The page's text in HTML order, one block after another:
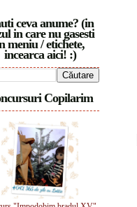
ceva anume? (in
in care nu gasesti
meniu / etichete,
incearca aici! :)
Copilarim